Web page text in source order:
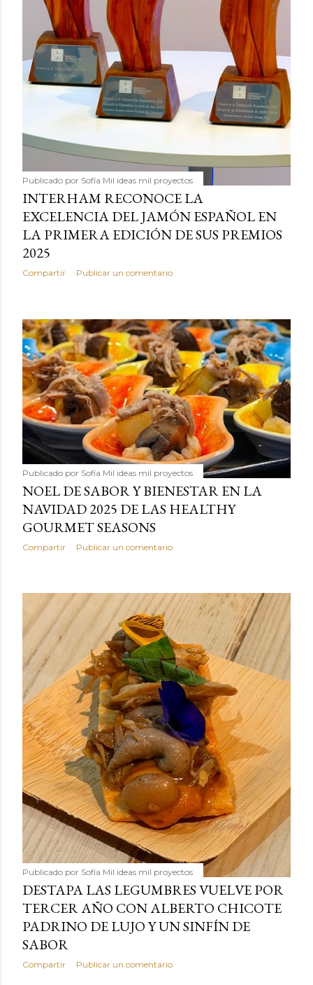
Publicado por Sofía Mil ideas mil proyectos
INTERHAM RECONOCE LA
EXCELENCIA DEL JAMÓN ESPAÑOL EN
LA PRIMERA EDICIÓN DE SUS PREMIOS
2025
Compartir Publicar un comentario
Publicado por Sofía Mil ideas mil proyectos
NOEL DE SABOR Y BIENESTAR EN LA
NAVIDAD 2025 DE LAS HEALTHY
GOURMET SEASONS
Compartir Publicar un comentario
Publicado por Sofía Mil ideas mil proyectos
DESTAPA LAS LEGUMBRES VUELVE POR
TERCER AÑO CON ALBERTO CHICOTE
PADRINO DE LUJO Y UN SINFÍN DE
SABOR
Compartir Publicar un comentario